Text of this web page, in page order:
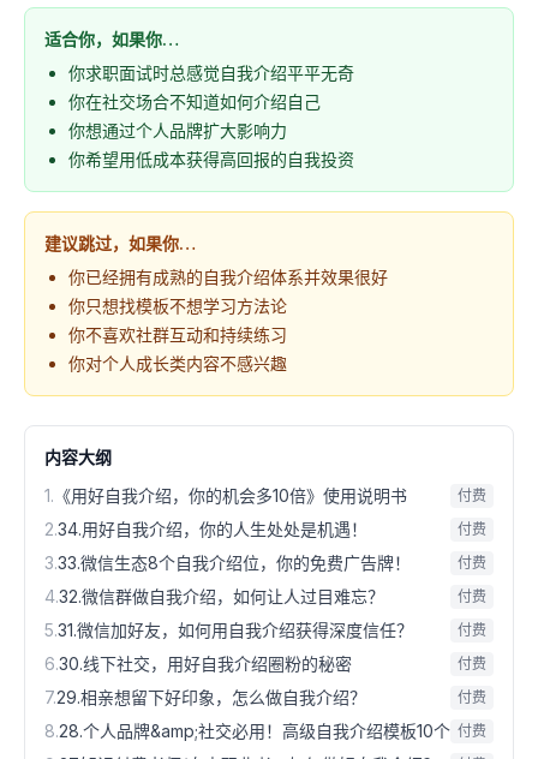
适合你，如果你…
你求职面试时总感觉自我介绍平平无奇
你在社交场合不知道如何介绍自己
你想通过个人品牌扩大影响力
你希望用低成本获得高回报的自我投资
建议跳过，如果你…
你已经拥有成熟的自我介绍体系并效果很好
你只想找模板不想学习方法论
你不喜欢社群互动和持续练习
你对个人成长类内容不感兴趣
内容大纲
1. 《用好自我介绍，你的机会多10倍》使用说明书 付费
2.34.用好自我介绍，你的人生处处是机遇！ 付费
3.33.微信生态8个自我介绍位，你的免费广告牌！ 付费
4.32.微信群做自我介绍，如何让人过目难忘？ 付费
5.31.微信加好友，如何用自我介绍获得深度信任？ 付费
6.30.线下社交，用好自我介绍圈粉的秘密 付费
7.29.相亲想留下好印象，怎么做自我介绍？ 付费
8.28.个人品牌&amp;社交必用！高级自我介绍模板10个 付费